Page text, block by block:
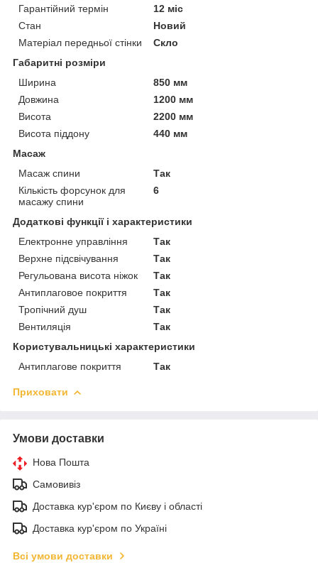
Гарантійний термін
12 міс
Стан
Новий
Матеріал передньої стінки
Скло
Габаритні розміри
Ширина
850 мм
Довжина
1200 мм
Висота
2200 мм
Висота піддону
440 мм
Масаж
Масаж спини
Так
Кількість форсунок для
масажу спини
6
Додаткові функції і характеристики
Електронне управління
Так
Верхне підсвічування
Так
Регульована висота ніжок
Так
Антиплаговое покриття
Так
Тропічний душ
Так
Вентиляція
Так
Користувальницькі характеристики
Антиплагове покриття
Так
Приховати
Умови доставки
Нова Пошта
Самовивіз
Доставка кур'єром по Києву і області
Доставка кур'єром по Україні
Всі умови доставки